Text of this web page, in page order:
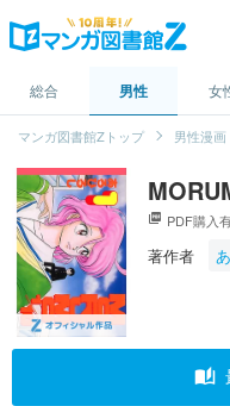
総合 男性 女
マンガ図書館Zトップ 男性漫画
picture_as_pdf PDF購入
著作者
auto_stories